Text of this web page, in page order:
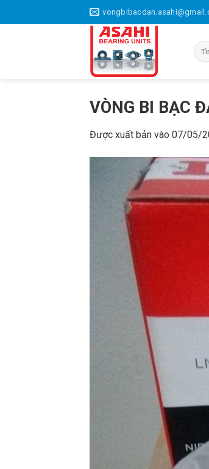
qua
Tìm
kiếm:
VÒNG BI BẠC
Được xuất bản vào 07/05/